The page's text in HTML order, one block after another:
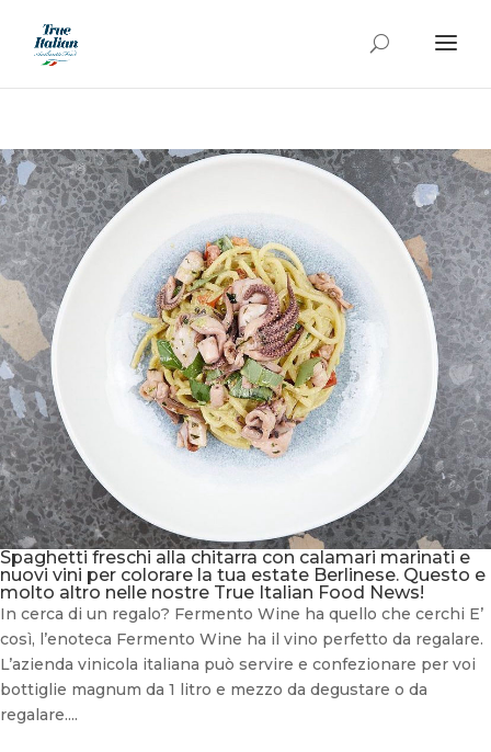
Spaghetti freschi alla chitarra con calamari marinati e
nuovi vini per colorare la tua estate Berlinese. Questo e
molto altro nelle nostre True Italian Food News!
In cerca di un regalo? Fermento Wine ha quello che cerchi E’
così, l’enoteca Fermento Wine ha il vino perfetto da regalare.
L’azienda vinicola italiana può servire e confezionare per voi
bottiglie magnum da 1 litro e mezzo da degustare o da
regalare....